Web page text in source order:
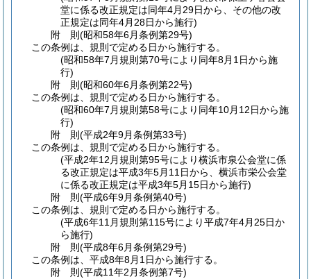
堂に係る改正規定は同年4月29日から、その他の改
正規定は同年4月28日から施行)
附 則(昭和58年6月条例第29号)
この条例は、規則で定める日から施行する。
(昭和58年7月規則第70号により同年8月1日から施
行)
附 則(昭和60年6月条例第22号)
この条例は、規則で定める日から施行する。
(昭和60年7月規則第58号により同年10月12日から施
行)
附 則(平成2年9月条例第33号)
この条例は、規則で定める日から施行する。
(平成2年12月規則第95号により横浜市泉公会堂に係
る改正規定は平成3年5月11日から、横浜市栄公会堂
に係る改正規定は平成3年5月15日から施行)
附 則(平成6年9月条例第40号)
この条例は、規則で定める日から施行する。
(平成6年11月規則第115号により平成7年4月25日か
ら施行)
附 則(平成8年6月条例第29号)
この条例は、平成8年8月1日から施行する。
附 則(平成11年2月条例第7号)